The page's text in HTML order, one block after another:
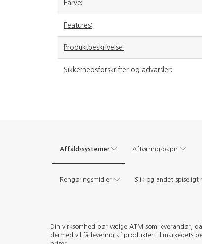
Farve:
Features:
Produktbeskrivelse:
Sikkerhedsforskrifter og advarsler:
Affaldssystemer Aftørringspapir
Rengøringsmidler Slik og andet spiseligt
Din virksomhed bør vælge ATM som leverandør,
dermed vil få levering af produkter til markedets